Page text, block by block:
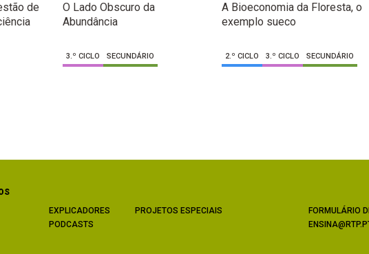
de
O Lado Obscuro da
Abundância
3.º CICLO SECUNDÁRIO
A Bioeconomia da Floresta, o
exemplo sueco
2.º CICLO 3.º CICLO SECUNDÁRIO
EXPLICADORES
PODCASTS
PROJETOS ESPECIAIS
FORMULÁRIO